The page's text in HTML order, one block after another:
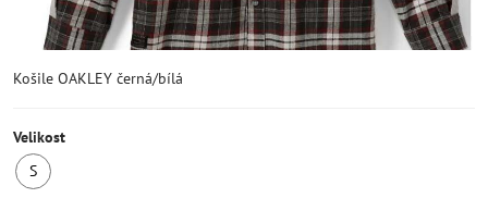
Košile OAKLEY černá/bílá
Velikost
S